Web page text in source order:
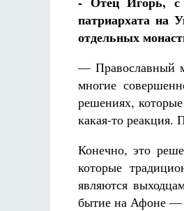
патриархата на
отдельных
— Православный
многие
решениях,
какая-то реакция.
Конечно, это
которые
являются
бытие на Афоне —